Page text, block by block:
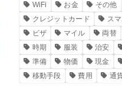
WiFi お金 その他
クレジットカード
ス
ビザ
マイル 両替
時期
服装 治安
準備
物価 現金
移動手段
費用 通